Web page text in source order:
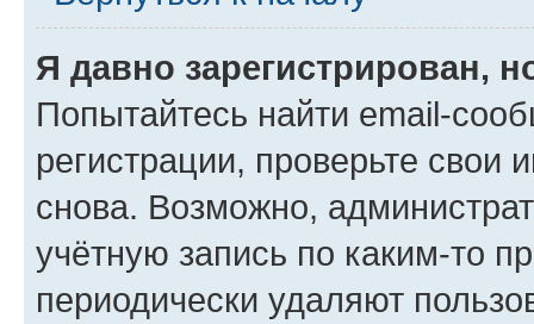
Я давно зарегистрирован,
Попытайтесь найти email-
регистрации, проверьте свои
снова. Возможно,
учётную запись по каким-то
периодически удаляют